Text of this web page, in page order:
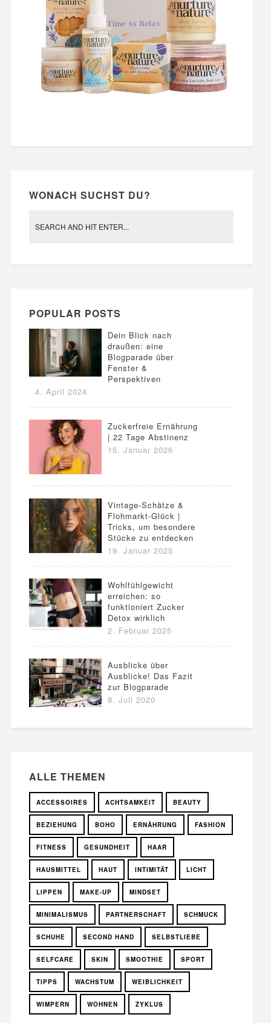
WONACH SUCHST DU?
POPULAR POSTS
Dein Blick nach
draußen: eine
Blogparade über
Fenster &
Perspektiven
4. April 2024
Zuckerfreie Ernährung
| 22 Tage Abstinenz
15. Januar 2026
Vintage-Schätze &
Flohmarkt-Glück |
Tricks, um besondere
Stücke zu entdecken
19. Januar 2025
Wohlfühlgewicht
erreichen: so
funktioniert Zucker
Detox wirklich
2. Februar 2025
Ausblicke über
Ausblicke! Das Fazit
zur Blogparade
8. Juli 2020
ALLE THEMEN
ACCESSOIRES ACHTSAMKEIT BEAUTY
BEZIEHUNG BOHO ERNÄHRUNG FASHION
FITNESS GESUNDHEIT HAAR
HAUSMITTEL HAUT INTIMITÄT LICHT
LIPPEN MAKE-UP MINDSET
MINIMALISMUS PARTNERSCHAFT SCHMUCK
SCHUHE SECOND HAND SELBSTLIEBE
SELFCARE SKIN SMOOTHIE SPORT
TIPPS WACHSTUM WEIBLICHKEIT
WIMPERN WOHNEN ZYKLUS